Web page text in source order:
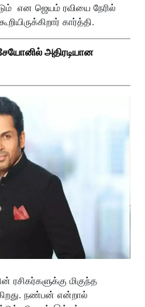
என ஜெயம் ரவியை நேரில்
கார்த்தி.
அதிரடியான
மிகுந்த
நண்பன் என்றால்